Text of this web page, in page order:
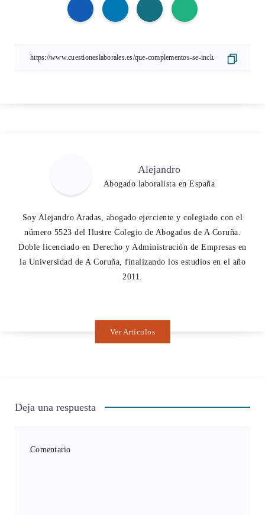
Alejandro
Abogado laboralista en España
Soy Alejandro Aradas, abogado ejerciente y colegiado con el
número 5523 del Ilustre Colegio de Abogados de A Coruña.
Doble licenciado en Derecho y Administración de Empresas en
la Universidad de A Coruña, finalizando los estudios en el año
2011.
Ver Artículos
Deja una respuesta